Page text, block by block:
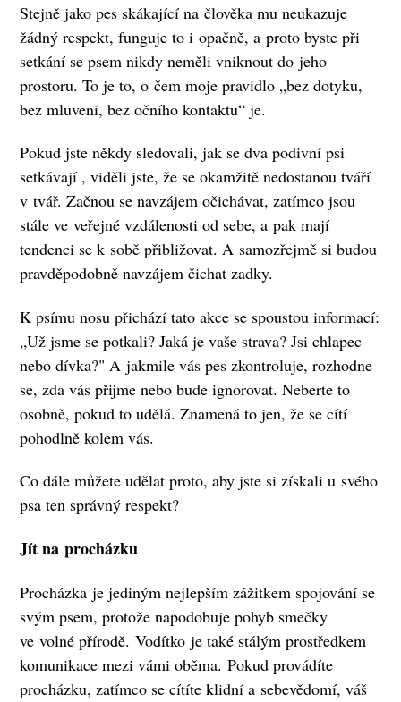
Stejně jako pes skákající na člověka mu neukazuje
žádný respekt, funguje to i opačně, a proto byste při
setkání se psem nikdy neměli vniknout do jeho
prostoru. To je to, o čem moje pravidlo „bez dotyku,
bez mluvení, bez očního kontaktu“ je.
Pokud jste někdy sledovali, jak se dva podivní psi
setkávají , viděli jste, že se okamžitě nedostanou tváří
v tvář. Začnou se navzájem očichávat, zatímco jsou
stále ve veřejné vzdálenosti od sebe, a pak mají
tendenci se k sobě přibližovat. A samozřejmě si budou
pravděpodobně navzájem čichat zadky.
K psímu nosu přichází tato akce se spoustou informací:
„Už jsme se potkali? Jaká je vaše strava? Jsi chlapec
nebo dívka?" A jakmile vás pes zkontroluje, rozhodne
se, zda vás přijme nebo bude ignorovat. Neberte to
osobně, pokud to udělá. Znamená to jen, že se cítí
pohodlně kolem vás.
Co dále můžete udělat proto, aby jste si získali u svého
psa ten správný respekt?
Jít na procházku
Procházka je jediným nejlepším zážitkem spojování se
svým psem, protože napodobuje pohyb smečky
ve volné přírodě. Vodítko je také stálým prostředkem
komunikace mezi vámi oběma. Pokud provádíte
procházku, zatímco se cítíte klidní a sebevědomí, váš